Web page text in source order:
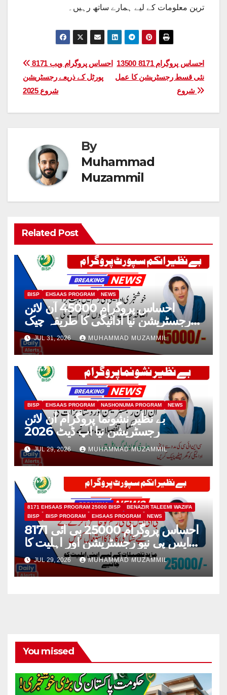
ترین معلومات کے لیے ہمارے ساتھ رہیں۔
Post
navigation
احساس پروگرام 8171 13500
نئی قسط رجسٹریشن کا عمل
8171 احساس پروگرام ویب
پورٹل کے ذریعے رجسٹریشن
شروع 2025
By
Muhammad
Muzammil
Related Post
BISP EHSAAS PROGRAM NEWS
احساس پروگرام 45000 آن لائن
رجسٹریشن نیا ادائیگی کا طریقہ چیک
2026
JUL 31, 2026 MUHAMMAD MUZAMMIL
BISP EHSAAS PROGRAM NASHONUMA PROGRAM NEWS
بے نظیر نشونما پروگرام آن لائن
رجسٹریشن نیا اپ ڈیٹ 2026
JUL 29, 2026 MUHAMMAD MUZAMMIL
8171 EHSAAS PROGRAM 25000 BISP
BENAZIR TALEEMI WAZIFA
BISP
BISP PROGRAM EHSAAS PROGRAM NEWS
8171 احساس پروگرام 25000 بی ائی
ایس پی نیو رجسٹریشن اور اہلیت کا
عمل
JUL 29, 2026 MUHAMMAD MUZAMMIL
You missed